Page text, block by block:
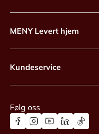
MENY Levert hjem
Kundeservice
Følg oss